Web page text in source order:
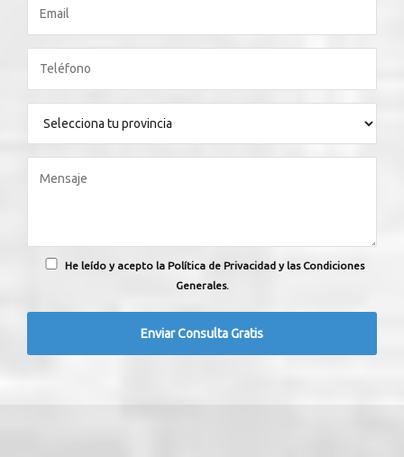
He leído y acepto la Política de Privacidad y las Condiciones
Generales.